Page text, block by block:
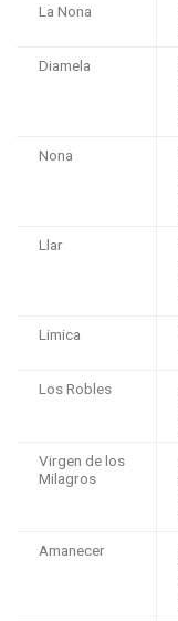
La Nona
Diamela
Nona
Llar
Limica
Los Robles
Virgen de los
Milagros
Amanecer